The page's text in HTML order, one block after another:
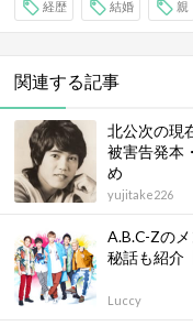
経歴 結婚 親
関連する記事
北公次の現
被害告発本
め
yujitake226
A.B.C-Zの
秘話も紹介
Luccy